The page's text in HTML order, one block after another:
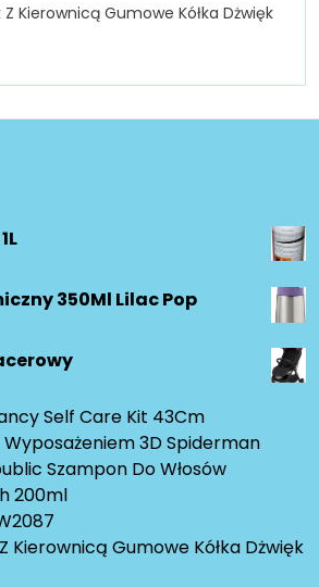
Kierownicą Gumowe Kółka Dżwięk
350Ml Lilac Pop
Self Care Kit 43Cm
Wyposażeniem 3D Spiderman
Szampon Do Włosów
200ml
Kierownicą Gumowe Kółka Dżwięk